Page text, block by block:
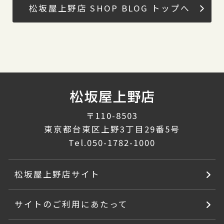
松坂屋上野店 SHOP BLOG トップへ
〒110-8503
東京都台東区上野3丁目29番5号
Tel.050-1782-1000
松坂屋上野店サイト
サイトのご利用にあたって